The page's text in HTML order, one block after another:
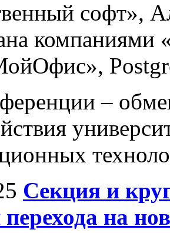
софт»,
компаниями
–
Секция и
перехода на